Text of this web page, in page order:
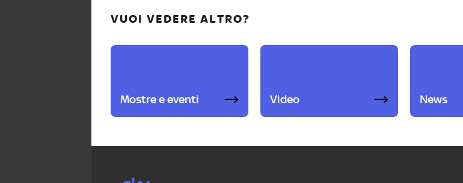
VUOI VEDERE ALTRO?
Mostre e eventi Video News